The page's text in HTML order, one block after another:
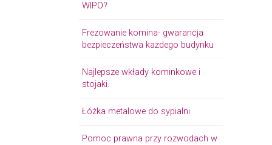
WIPO?
Frezowanie komina- gwarancja
bezpieczeństwa każdego budynku
Najlepsze wkłady kominkowe i
stojaki.
Łóżka metalowe do sypialni
Pomoc prawna przy rozwodach w